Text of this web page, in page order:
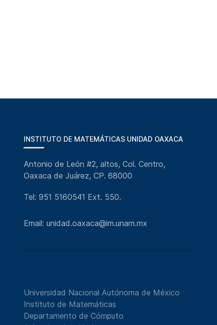
INSTITUTO DE MATEMÁTICAS UNIDAD OAXACA
Antonio de León #2, altos, Col. Centro,
Oaxaca de Juárez, CP. 68000
Tel: 951 5160541 Ext. 550.
Email: unidad.oaxaca@im.unam.mx
Universidad Nacional Autónoma de México
Instituto de Matemáticas
Departamento de Cómputo